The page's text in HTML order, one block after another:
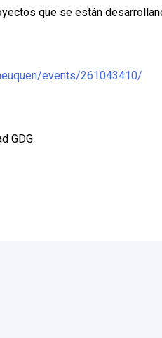
que se están
events/261043410/